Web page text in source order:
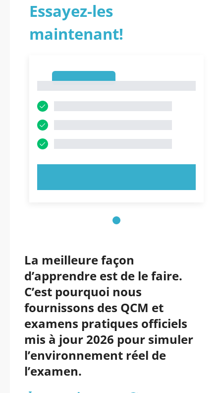
Essayez-les
maintenant!
La meilleure façon
d’apprendre est de le faire.
C’est pourquoi nous
fournissons des QCM et
examens pratiques officiels
mis à jour 2026 pour simuler
l’environnement réel de
l’examen.